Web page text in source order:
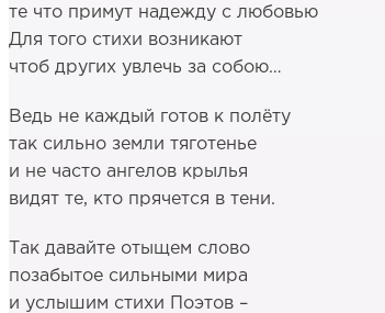
те что примут надежду с любовью
Для того стихи возникают
чтоб других увлечь за собою…
Ведь не каждый готов к полёту
так сильно земли тяготенье
и не часто ангелов крылья
видят те, кто прячется в тени.
Так давайте отыщем слово
позабытое сильными мира
и услышим стихи Поэтов –